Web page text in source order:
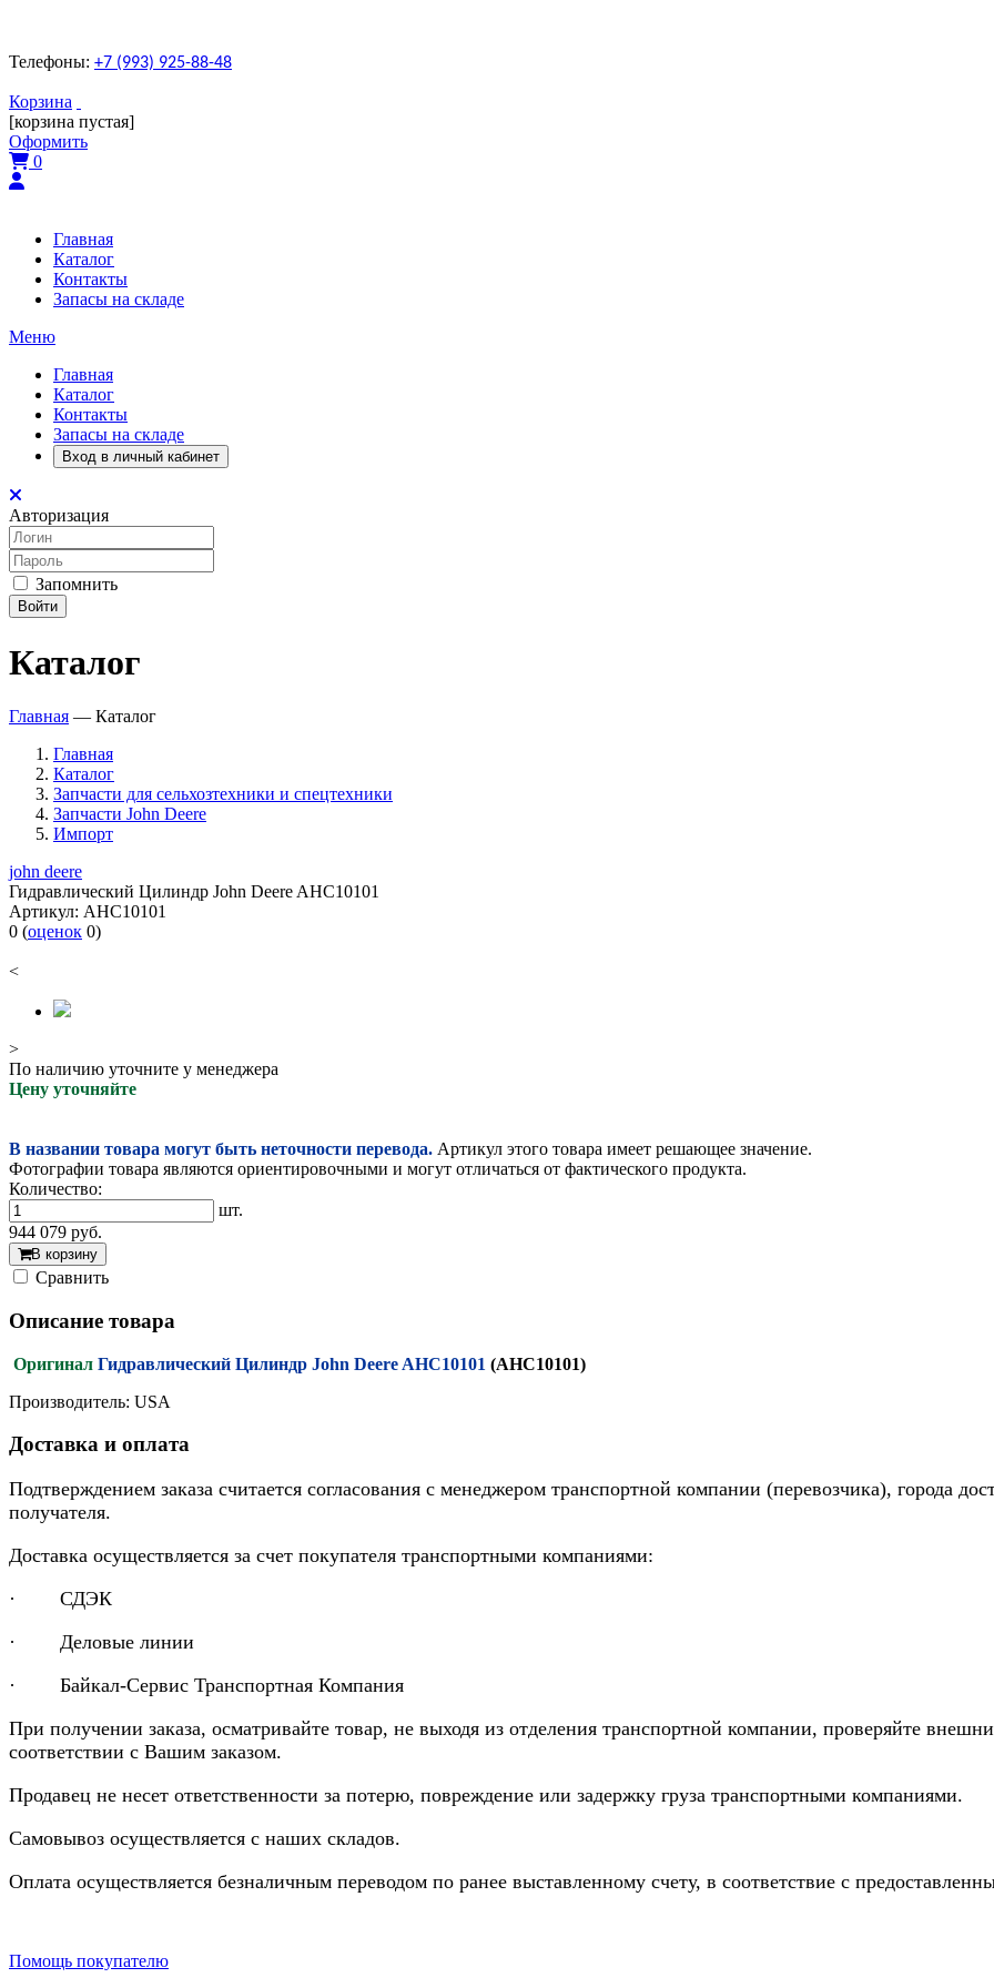
Телефоны: +7 (993) 925-88-48
Корзина
[корзина пустая]
Оформить
0
Главная
Каталог
Контакты
Запасы на складе
Меню
Главная
Каталог
Контакты
Запасы на складе
Вход в личный кабинет
Авторизация
Запомнить
Войти
Каталог
Главная — Каталог
Главная
Каталог
Запчасти для сельхозтехники и спецтехники
Запчасти John Deere
Импорт
john deere
Гидравлический Цилиндр John Deere AHC10101
Артикул: AHC10101
0 (оценок 0)
<
>
По наличию уточните у менеджера
Цену уточняйте
В названии товара могут быть неточности перевода. Артикул этого товара имеет решающее значение.
Фотографии товара являются ориентировочными и могут отличаться от фактического продукта.
Количество:
шт.
944 079 руб.
В корзину
Cравнить
Описание товара
Оригинал Гидравлический Цилиндр John Deere AHC10101 (AHC10101)
Производитель: USA
Доставка и оплата
Подтверждением заказа считается согласования с менеджером транспортной компании (перевозчика), города
получателя.
Доставка осуществляется за счет покупателя транспортными компаниями:
· СДЭК
· Деловые линии
· Байкал-Сервис Транспортная Компания
При получении заказа, осматривайте товар, не выходя из отделения транспортной компании, проверяйте
соответствии с Вашим заказом.
Продавец не несет ответственности за потерю, повреждение или задержку груза транспортными компаниями.
Самовывоз осуществляется с наших складов.
Оплата осуществляется безналичным переводом по ранее выставленному счету, в соответствие с
Помощь покупателю